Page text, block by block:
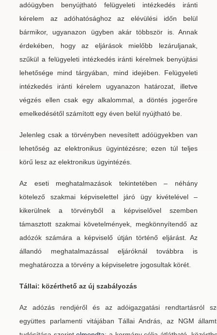
adóügyben benyújtható felügyeleti intézkedés iránti
kérelem az adóhatósághoz az elévülési időn belül
bármikor, ugyanazon ügyben akár többször is. Annak
érdekében, hogy az eljárások mielőbb lezáruljanak,
szűkül a felügyeleti intézkedés iránti kérelmek benyújtási
lehetősége mind tárgyában, mind idejében. Felügyeleti
intézkedés iránti kérelem ugyanazon határozat, illetve
végzés ellen csak egy alkalommal, a döntés jogerőre
emelkedésétől számított egy éven belül nyújtható be.
Jelenleg csak a törvényben nevesített adóügyekben van
lehetőség az elektronikus ügyintézésre; ezen túl teljes
körű lesz az elektronikus ügyintézés.
Az eseti meghatalmazások tekintetében – néhány
kötelező szakmai képviselettel járó ügy kivételével –
kikerülnek a törvényből a képviselővel szemben
támasztott szakmai követelmények, megkönnyítendő az
adózók számára a képviselő útján történő eljárást. Az
állandó meghatalmazással eljáróknál továbbra is
meghatározza a törvény a képviseletre jogosultak körét.
Tállai: közérthető az új szabályozás
Az adózás rendjéről és az adóigazgatási rendtartásról
együttes parlamenti vitájában Tállai András, az NGM